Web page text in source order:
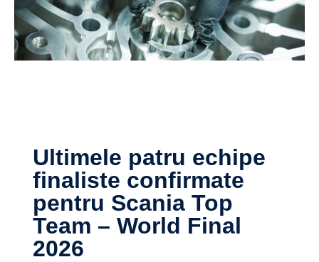
Ultimele patru echipe
finaliste confirmate
pentru Scania Top
Team – World Final
2026